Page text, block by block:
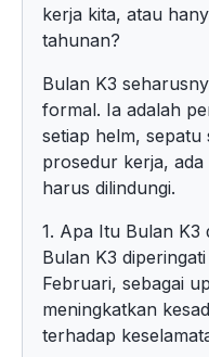
kerja kita, atau
tahunan?
Bulan K3
formal. Ia adalah
setiap helm,
prosedur kerja,
harus dilindungi.
1. Apa Itu Bulan K3
Bulan K3
Februari, sebagai
meningkatkan
terhadap